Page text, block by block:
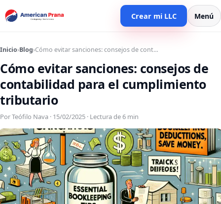
Crear mi LLC Menú
Inicio›Blog›Cómo evitar sanciones: consejos de cont…
Cómo evitar sanciones: consejos de
contabilidad para el cumplimiento
tributario
Por Teófilo Nava · 15/02/2025 · Lectura de 6 min